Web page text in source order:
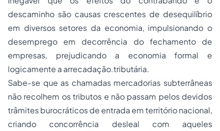
descaminho são causas crescentes de desequilíbrio
em diversos setores da economia, impulsionando o
desemprego em decorrência do fechamento de
empresas, prejudicando a economia formal e
logicamente a arrecadação.tributária.
Sabe-se que as chamadas mercadorias subterrâneas
não recolhem os tributos e não passam pelos devidos
trâmites burocráticos de entrada em território nacional,
criando concorrência desleal com aqueles